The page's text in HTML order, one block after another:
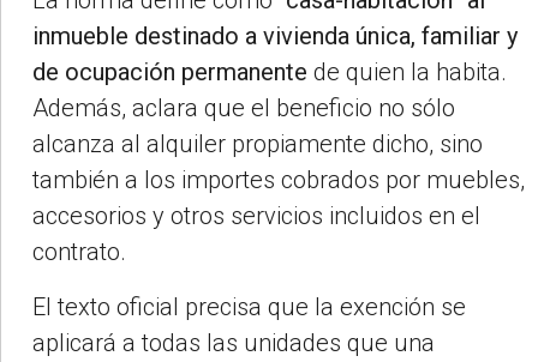
inmueble destinado a vivienda única, familiar y
de ocupación permanente de quien la habita.
Además, aclara que el beneficio no sólo
alcanza al alquiler propiamente dicho, sino
también a los importes cobrados por muebles,
accesorios y otros servicios incluidos en el
contrato.
El texto oficial precisa que la exención se
aplicará a todas las unidades que una